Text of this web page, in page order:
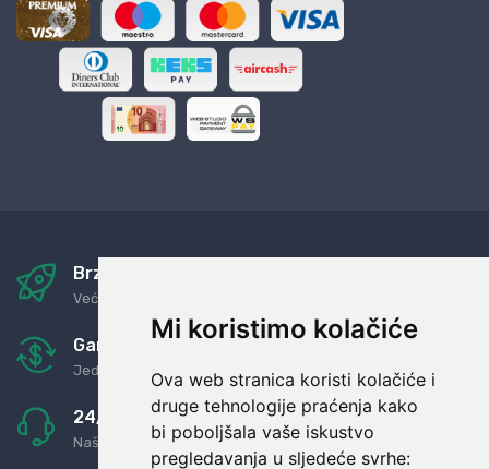
Mi koristimo kolačiće
Ova web stranica koristi kolačiće i
druge tehnologije praćenja kako
bi poboljšala vaše iskustvo
pregledavanja u sljedeće svrhe:
Brza i sigurna dostava
Već za nekoliko dana kod vas
Garancija u povrat novaca
Jednostavno pravilo: Roba za novac
24/7 odlična podrška
Naši agenti uvijek na raspolaganju